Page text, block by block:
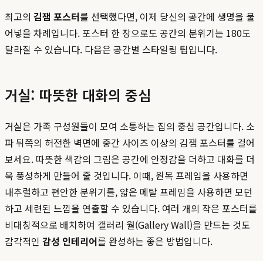
최고의 김잼 포스터를 선택했다면, 이제 당신의 공간에 생명을 불
어넣을 차례입니다. 포스터 한 장으로도 공간의 분위기는 180도
달라질 수 있습니다. 다음은 공간별 스타일링 팁입니다.
거실: 따뜻한 대화의 중심
거실은 가족 구성원들이 모여 소통하는 집의 중심 공간입니다. 소
파 뒤쪽의 허전한 벽면에 중간 사이즈 이상의 김잼 포스터를 걸어
보세요. 따뜻한 색감의 그림은 공간에 안정감을 더하고 대화를 더
욱 풍성하게 만들어 줄 것입니다. 이때, 원목 프레임을 사용하면
내추럴하고 편안한 분위기를, 얇은 메탈 프레임을 사용하면 모던
하고 세련된 느낌을 연출할 수 있습니다. 여러 개의 작은 포스터를
비대칭적으로 배치하여 갤러리 월(Gallery Wall)을 만드는 것도
감각적인 감성 인테리어를 완성하는 좋은 방법입니다.